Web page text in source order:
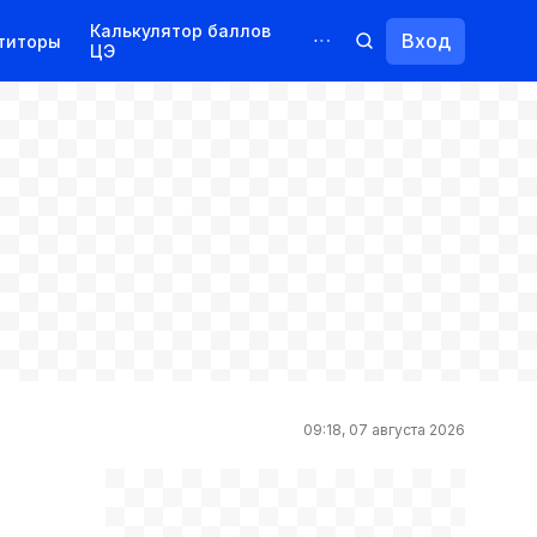
Калькулятор баллов
ЦЭ
Вход
09:18, 07 августа 2026